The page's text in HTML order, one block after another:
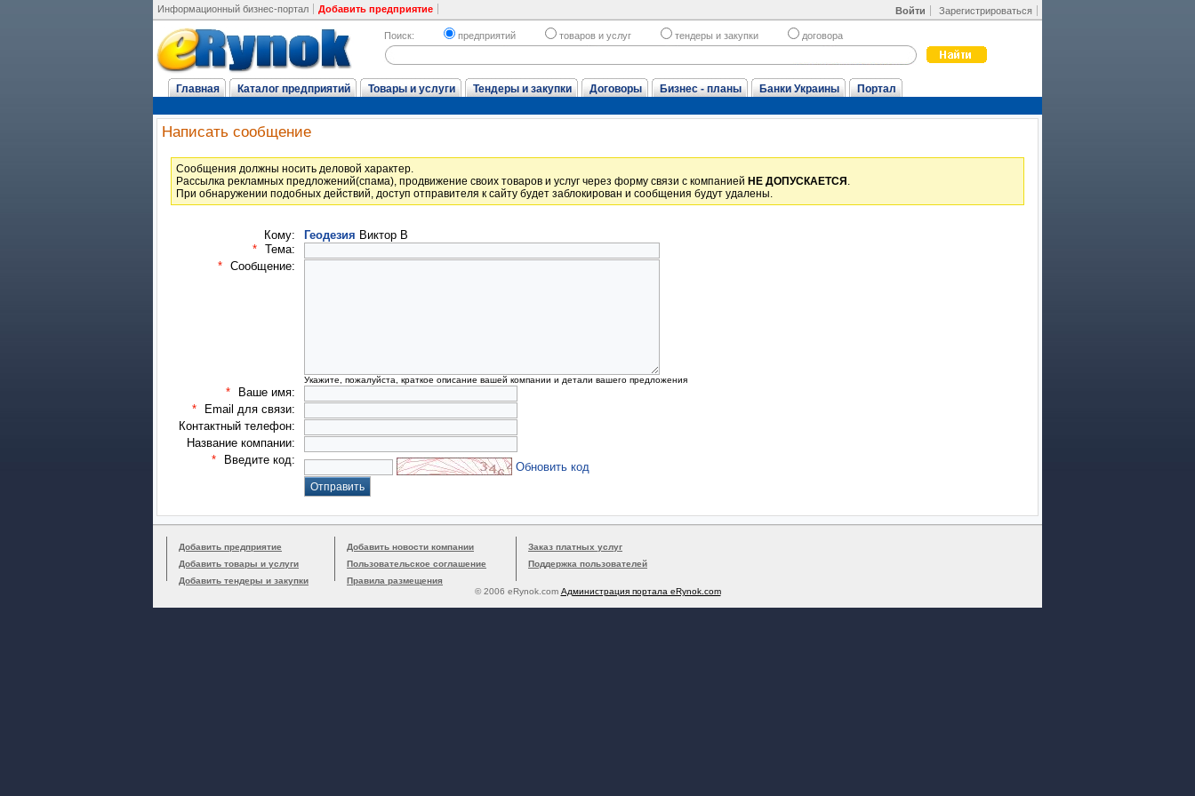
Войти Зарегистрироваться
Информационный бизнес-портал Добавить предприятие
Поиск: предприятий товаров и услуг тендеры и закупки договора
Главная Каталог предприятий Товары и услуги Тендеры и закупки Договоры Бизнес - планы Банки Украины Портал
Написать сообщение
Cообщения должны носить деловой характер.
Рассылка рекламных предложений(спама), продвижение своих товаров и услуг через форму связи с компанией НЕ ДОПУСКАЕТСЯ .
При обнаружении подобных действий, доступ отправителя к сайту будет заблокирован и сообщения будут удалены.
Кому: Геодезия Виктор В
* Тема:
* Сообщение:
Укажите, пожалуйста, краткое описание вашей компании и детали вашего предложения
*
Ваше имя:
*
Email для связи:
Контактный телефон:
Название компании:
*
Введите код:
Обновить код
Добавить предприятие
Добавить товары и услуги
Добавить тендеры и закупки
Добавить новости компании
Пользовательское соглашение
Правила размещения
Заказ платных услуг
Поддержка пользователей
© 2006 eRynok.com Администрация портала eRynok.com